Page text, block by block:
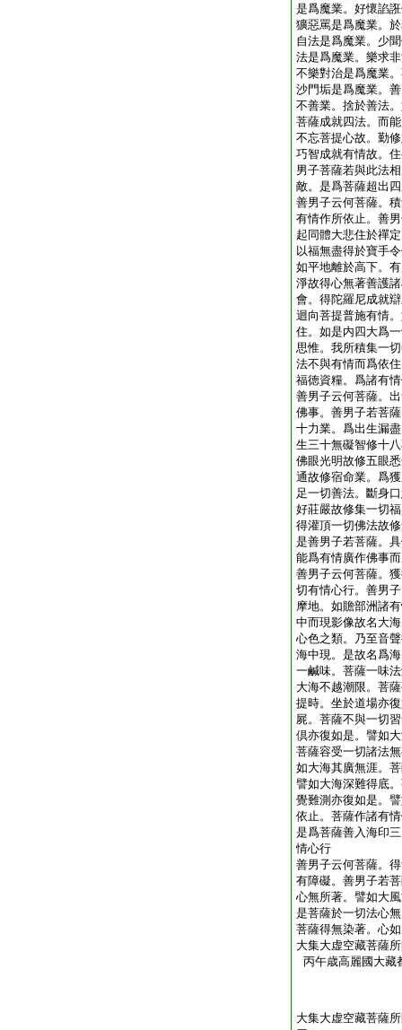
是爲魔業。好懷諂
獷惡罵是爲魔業。
自法是爲魔業。少
法是爲魔業。樂求
不樂對治是爲魔業
沙門垢是爲魔業。
不善業。捨於善法
菩薩成就四法。而
不忘菩提心故。勤
巧智成就有情故。
男子菩薩若與此法
敵。是爲菩薩超出
善男子云何菩薩。
有情作所依止。善
起同體大悲住於禪
以福無盡得於寶手
如平地離於高下。
淨故得心無著善護
會。得陀羅尼成就
迴向菩提普施有情
住。如是内四大爲
思惟。我所積集一
法不與有情而爲依
福徳資糧。爲諸有
善男子云何菩薩。
佛事。善男子若菩
十力業。爲出生漏
生三十無礙智修十
佛眼光明故修五眼
通故修宿命業。爲
足一切善法。斷身
好莊嚴故修集一切
得灌頂一切佛法故
是善男子若菩薩。
能爲有情廣作佛事
善男子云何菩薩。
切有情心行。善男
摩地。如贍部洲諸
中而現影像故名大
心色之類。乃至音
海中現。是故名爲
一鹹味。菩薩一味
大海不越潮限。菩
提時。坐於道場亦
屍。菩薩不與一切
倶亦復如是。譬如
菩薩容受一切諸法
如大海其廣無涯。
譬如大海深難得底
覺難測亦復如是。
依止。菩薩作諸有
是爲菩薩善入海印
情心行
善男子云何菩薩。
有障礙。善男子若
心無所著。譬如大
是菩薩於一切法心
菩薩得無染著。心
大集大虚空藏菩薩
丙午歳高麗國大
大集大虚空藏菩薩